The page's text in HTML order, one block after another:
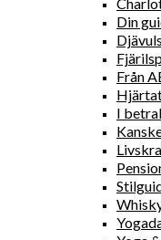
Din
Från
I